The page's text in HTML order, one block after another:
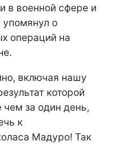
в военной сфере и
упомянул о
операций на
включая нашу
которой
чем за один день,
к
Мадуро! Так